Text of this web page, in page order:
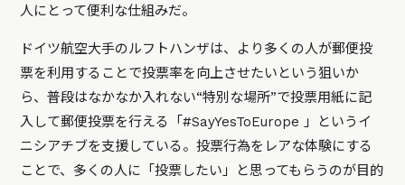
人にとって便利な仕組みだ。
ドイツ航空大手のルフトハンザは、より多くの人が郵便投
票を利用することで投票率を向上させたいという狙いか
ら、普段はなかなか入れない“特別な場所”で投票用紙に記
入して郵便投票を行える「#SayYesToEurope 」というイ
ニシアチブを支援している。投票行為をレアな体験にする
ことで、多くの人に「投票したい」と思ってもらうのが目的